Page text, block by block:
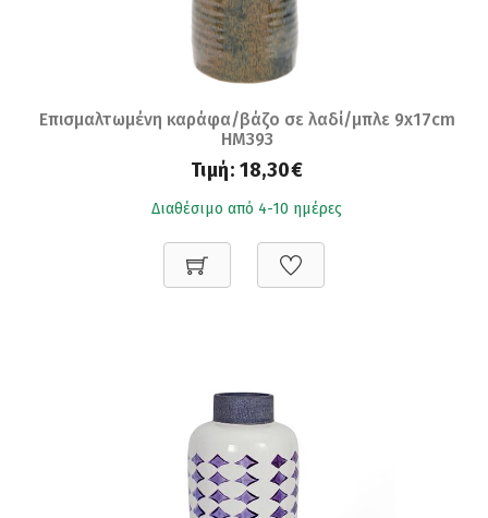
Επισμαλτωμένη καράφα/βάζο σε λαδί/μπλε 9x17cm
HM393
Τιμή: 18,30€
Διαθέσιμο από 4-10 ημέρες